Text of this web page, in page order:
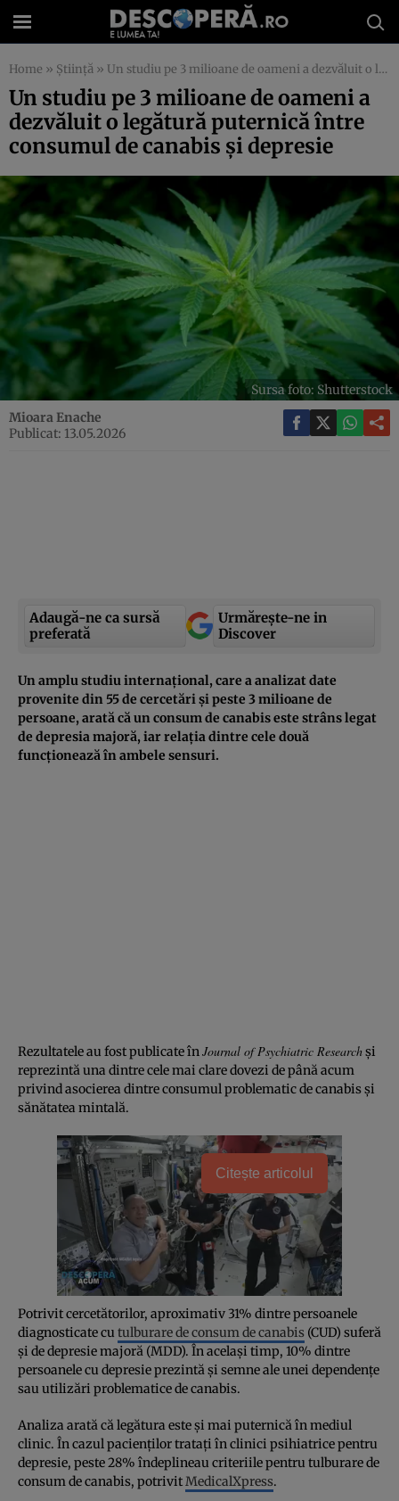
Home » Știință » Un studiu pe 3 milioane de oameni a dezvăluit o legătură puternică între consumul de canabis și depresie
Un studiu pe 3 milioane de oameni a
dezvăluit o legătură puternică între
consumul de canabis și depresie
Sursa foto: Shutterstock
Mioara Enache
Publicat: 13.05.2026
Adaugă-ne ca sursă
preferată
Urmărește-ne in
Discover
Un amplu studiu internațional, care a analizat date
provenite din 55 de cercetări și peste 3 milioane de
persoane, arată că un consum de canabis este strâns legat
de depresia majoră, iar relația dintre cele două
funcționează în ambele sensuri.
Rezultatele au fost publicate înJournal of Psychiatric Researchși
reprezintă una dintre cele mai clare dovezi de până acum
privind asocierea dintre consumul problematic de canabis și
sănătatea mintală.
Citește articolul
Potrivit cercetătorilor, aproximativ 31% dintre persoanele
diagnosticate cu tulburare de consum de canabis (CUD) suferă
și de depresie majoră (MDD). În același timp, 10% dintre
persoanele cu depresie prezintă și semne ale unei dependențe
sau utilizări problematice de canabis.
Analiza arată că legătura este și mai puternică în mediul
clinic. În cazul pacienților tratați în clinici psihiatrice pentru
depresie, peste 28% îndeplineau criteriile pentru tulburare de
consum de canabis, potrivitMedicalXpress.